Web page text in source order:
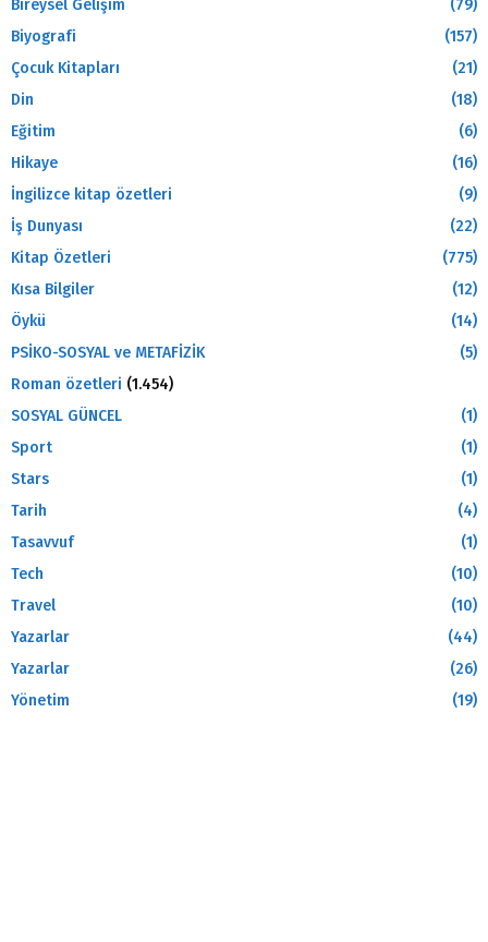
Bireysel Gelişim
(79)
Biyografi
(157)
Çocuk Kitapları
(21)
Din
(18)
Eğitim
(6)
Hikaye
(16)
İngilizce kitap özetleri
(9)
İş Dunyası
(22)
Kitap Özetleri
(775)
Kısa Bilgiler
(12)
Öykü
(14)
PSİKO-SOSYAL ve METAFİZİK
(5)
Roman özetleri (1.454)
SOSYAL GÜNCEL
(1)
Sport
(1)
Stars
(1)
Tarih
(4)
Tasavvuf
(1)
Tech
(10)
Travel
(10)
Yazarlar
(44)
Yazarlar
(26)
Yönetim
(19)